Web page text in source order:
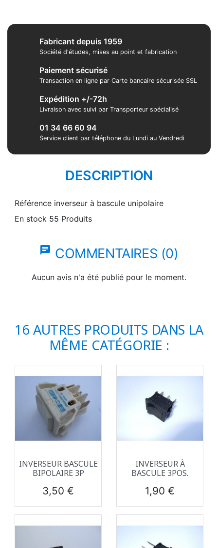
Fabricant depuis 1959
Société d'études, mises au point et fabrication
Paiement sécurisé
Transaction en ligne par Carte bancaire sécurisée SSL
Expédition +/-72h
Livraison avec suivi par Transporteur spécialisé
01 34 66 60 94
Service client par téléphone du Lundi au Vendredi
DESCRIPTION
Référence inverseur à bascule unipolaire
En stock 55 Produits
chat COMMENTAIRES (0)
Aucun avis n'a été publié pour le moment.
16 AUTRES PRODUITS DANS LA
MÊME CATÉGORIE :
INVERSEUR BASCULE
BIPOLAIRE 3P
Prix
3,50 €
INVERSEUR À
BASCULE 3POS.
Prix
1,90 €